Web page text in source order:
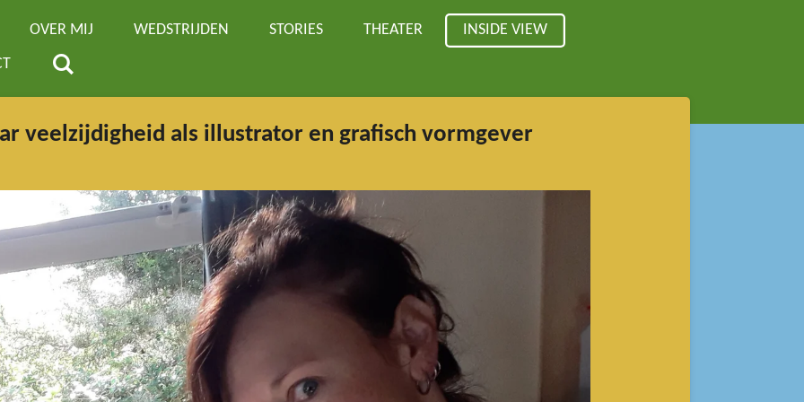
OVER MIJ WEDSTRIJDEN STORIES THEATER
INSIDE VIEW
veelzijdigheid als illustrator en grafisch vormgever